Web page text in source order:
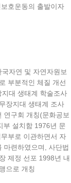
호운동의 출발이자
자연 및 자연자원보
부분적인 체질 개선
대 생태계 학술조사
장지대 생태계 조사
연구회 개칭(문화공보
부 설치함 1976년 문
부로 이관하면서 자
마련하였으며, 사단법
제정 선포 1998년 내
으로 개칭